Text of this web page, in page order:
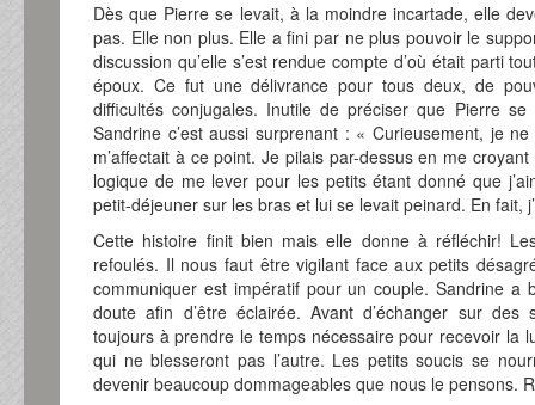
Dès que Pierre se levait, à la moindre incartade, elle
pas. Elle non plus. Elle a fini par ne plus pouvoir le
discussion qu’elle s’est rendue compte d’où était parti
époux. Ce fut une délivrance pour tous deux, de
difficultés conjugales. Inutile de préciser que Pierre
Sandrine c’est aussi surprenant : « Curieusement, je
m’affectait à ce point. Je pilais par-dessus en me
logique de me lever pour les petits étant donné que
petit-déjeuner sur les bras et lui se levait peinard. En fait,
Cette histoire finit bien mais elle donne à réfléchir!
refoulés. Il nous faut être vigilant face aux petits
communiquer est impératif pour un couple. Sandrine a
doute afin d’être éclairée. Avant d’échanger sur
toujours à prendre le temps nécessaire pour recevoir la
qui ne blesseront pas l’autre. Les petits soucis se
devenir beaucoup dommageables que nous le pensons.